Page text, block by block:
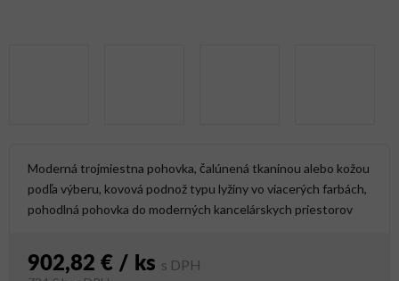
Moderná trojmiestna pohovka, čalúnená tkaninou alebo kožou
podľa výberu, kovová podnož typu lyžiny vo viacerých farbách,
pohodlná pohovka do moderných kancelárskych priestorov
902,82 € / ks